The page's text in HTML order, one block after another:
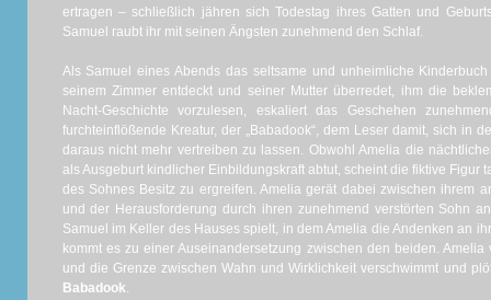
ertragen – schließlich jähren sich Todestag ihres Gatten und
Samuel raubt ihr mit seinen Ängsten zunehmend den Schlaf.
Als Samuel eines Abends das seltsame und unheimliche
seinem Zimmer entdeckt und seiner Mutter überredet, ihm die
Nacht-Geschichte vorzulesen, eskaliert das Geschehen
furchteinflößende Kreatur, der „Babadook“, dem Leser damit, sich in
daraus nicht mehr vertreiben zu lassen. Obwohl Amelia die
als Ausgeburt kindlicher Einbildungskraft abtut, scheint die fiktive Figur
des Sohnes Besitz zu ergreifen. Amelia gerät dabei zwischen ihrem
und der Herausforderung durch ihren zunehmend verstörten Sohn
Samuel im Keller des Hauses spielt, in dem Amelia die Andenken an
kommt es zu einer Auseinandersetzung zwischen den beiden.
und die Grenze zwischen Wahn und Wirklichkeit verschwimmt und
Babadook.